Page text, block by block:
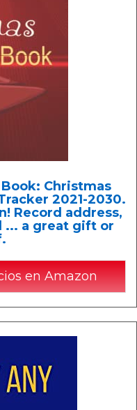
Christmas
2021-2030.
Record address,
... a great gift or
en Amazon